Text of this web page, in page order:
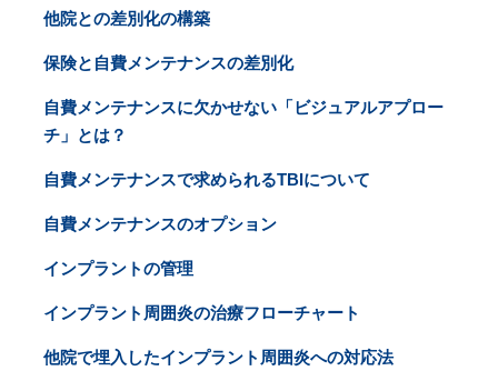
他院との差別化の構築
保険と自費メンテナンスの差別化
自費メンテナンスに欠かせない「ビジュアルアプロー
チ」とは？
自費メンテナンスで求められるTBIについて
自費メンテナンスのオプション
インプラントの管理
インプラント周囲炎の治療フローチャート
他院で埋入したインプラント周囲炎への対応法